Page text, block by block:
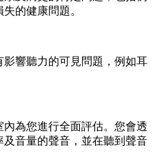
的健康問題。
響聽力的可見問題，例如耳
為您進行全面評估。您會透
音量的聲音，並在聽到聲音